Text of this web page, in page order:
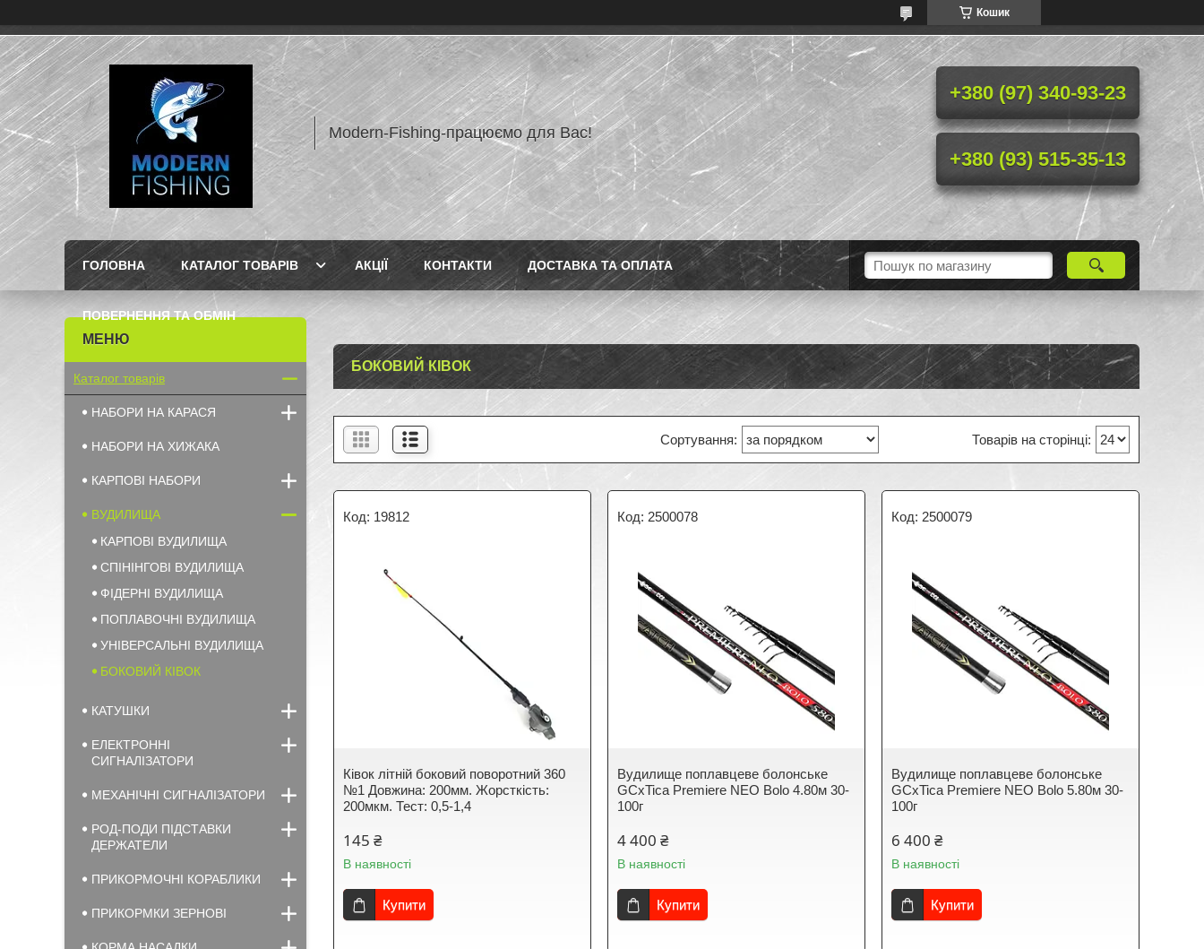
Кошик
Modern-Fishing-працюємо для Вас!
+380 (97) 340-93-23
+380 (93) 515-35-13
ГОЛОВНА КАТАЛОГ ТОВАРІВ АКЦІЇ КОНТАКТИ ДОСТАВКА ТА ОПЛАТА
ПОВЕРНЕННЯ ТА ОБМІН
БОКОВИЙ КІВОК
19812
Кiвок лiтнiй боковий поворотний 360
№1 Довжина: 200мм. Жорсткість:
200мкм. Тест: 0,5-1,4
145 ₴
В наявності
Купити
2500078
Вудилище поплавцеве болонське
GCxTica Premiere NEO Bolo 4.80м 30-
100г
4 400 ₴
В наявності
Купити
2500079
Вудилище поплавцеве болонське
GCxTica Premiere NEO Bolo 5.80м 30-
100г
6 400 ₴
В наявності
Купити
Каталог товарів
НАБОРИ НА КАРАСЯ
НАБОРИ НА ХИЖАКА
КАРПОВІ НАБОРИ
ВУДИЛИЩА
КАРПОВІ ВУДИЛИЩА
СПІНІНГОВІ ВУДИЛИЩА
ФІДЕРНІ ВУДИЛИЩА
ПОПЛАВОЧНІ ВУДИЛИЩА
УНІВЕРСАЛЬНІ ВУДИЛИЩА
БОКОВИЙ КІВОК
КАТУШКИ
ЕЛЕКТРОННІ
СИГНАЛІЗАТОРИ
МЕХАНІЧНІ СИГНАЛІЗАТОРИ
РОД-ПОДИ ПІДСТАВКИ
ДЕРЖАТЕЛИ
ПРИКОРМОЧНІ КОРАБЛИКИ
ПРИКОРМКИ ЗЕРНОВІ